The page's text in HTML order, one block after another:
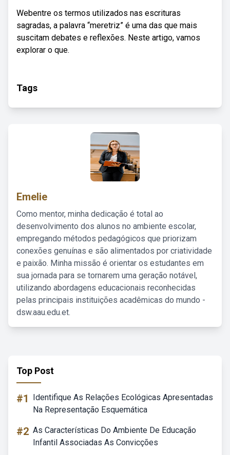
Webentre os termos utilizados nas escrituras
sagradas, a palavra “meretriz” é uma das que mais
suscitam debates e reflexões. Neste artigo, vamos
explorar o que.
Tags
Emelie
Como mentor, minha dedicação é total ao
desenvolvimento dos alunos no ambiente escolar,
empregando métodos pedagógicos que priorizam
conexões genuínas e são alimentados por criatividade
e paixão. Minha missão é orientar os estudantes em
sua jornada para se tornarem uma geração notável,
utilizando abordagens educacionais reconhecidas
pelas principais instituições acadêmicas do mundo -
dsw.aau.edu.et.
Top Post
#1
Identifique As Relações Ecológicas Apresentadas
Na Representação Esquemática
#2 As Características Do Ambiente De Educação
Infantil Associadas As Convicções